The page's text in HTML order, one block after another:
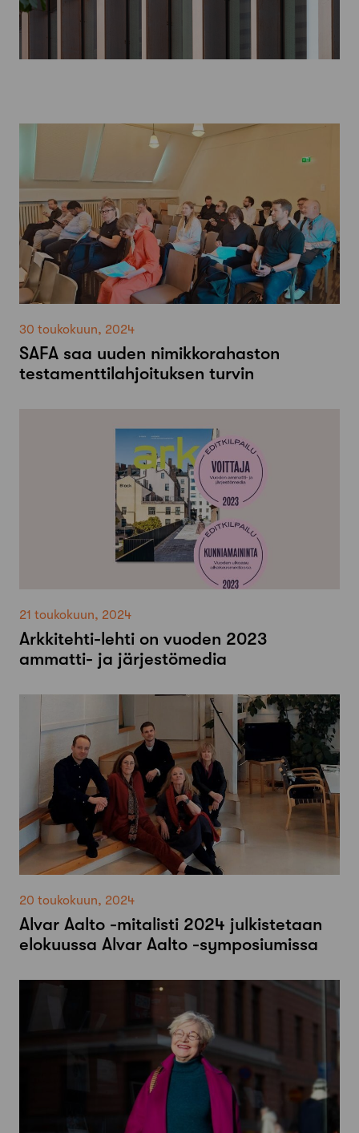
30 toukokuun, 2024
SAFA saa uuden nimikkorahaston
testamenttilahjoituksen turvin
21 toukokuun, 2024
Arkkitehti-lehti on vuoden 2023
ammatti- ja järjestömedia
20 toukokuun, 2024
Alvar Aalto -mitalisti 2024 julkistetaan
elokuussa Alvar Aalto -symposiumissa